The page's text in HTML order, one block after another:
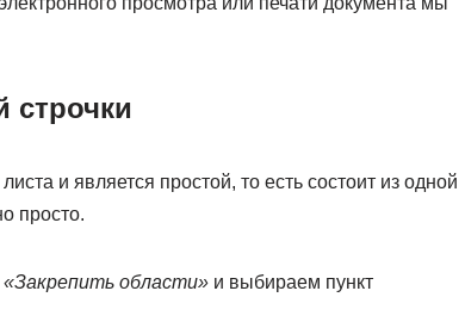
строчки
и является простой, то есть состоит из одной
просто.
«Закрепить области»и выбираем пункт